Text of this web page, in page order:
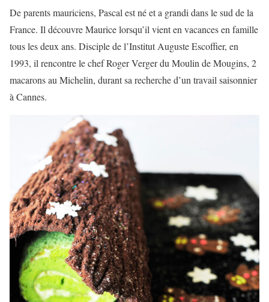
De parents mauriciens, Pascal est né et a grandi dans le sud de la
France. Il découvre Maurice lorsqu’il vient en vacances en famille
tous les deux ans. Disciple de l’Institut Auguste Escoffier, en
1993, il rencontre le chef Roger Verger du Moulin de Mougins, 2
macarons au Michelin, durant sa recherche d’un travail saisonnier
à Cannes.